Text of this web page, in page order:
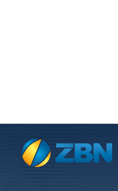
PREVIOUS REVIEW